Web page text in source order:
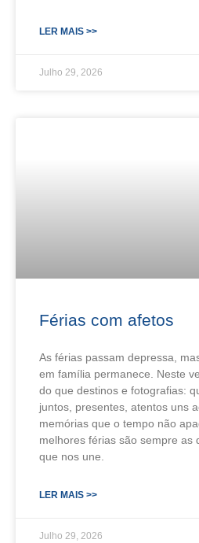
LER MAIS >>
Julho 29, 2026
Férias com afetos
As férias passam depressa,
em família permanece. Neste
do que destinos e fotografias:
juntos, presentes, atentos uns
memórias que o tempo não
melhores férias são sempre as
que nos une.
LER MAIS >>
Julho 29, 2026